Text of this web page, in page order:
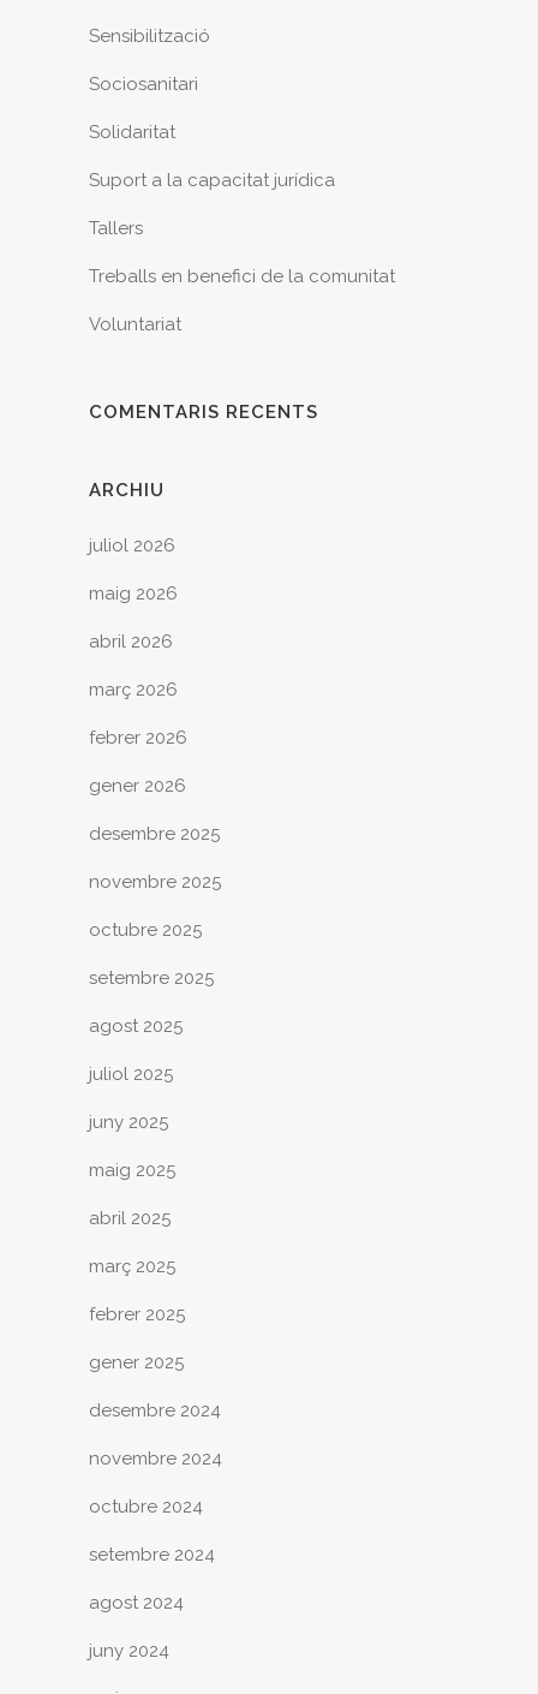
Sensibilització
Sociosanitari
Solidaritat
Suport a la capacitat jurídica
Tallers
Treballs en benefici de la comunitat
Voluntariat
COMENTARIS RECENTS
ARCHIU
juliol 2026
maig 2026
abril 2026
març 2026
febrer 2026
gener 2026
desembre 2025
novembre 2025
octubre 2025
setembre 2025
agost 2025
juliol 2025
juny 2025
maig 2025
abril 2025
març 2025
febrer 2025
gener 2025
desembre 2024
novembre 2024
octubre 2024
setembre 2024
agost 2024
juny 2024